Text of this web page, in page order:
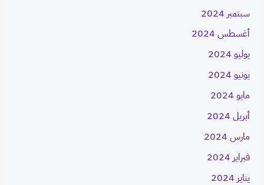
سبتمبر 2024
أغسطس 2024
يوليو 2024
يونيو 2024
مايو 2024
أبريل 2024
مارس 2024
فبراير 2024
يناير 2024